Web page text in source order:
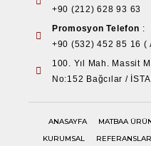
+90 (212) 628 93 63
Promosyon Telefon :
+90 (532) 452 85 16 (
100. Yıl Mah. Massit
No:152 Bağcılar /
ANASAYFA MATBAA
KURUMSAL
REFERANSLAR